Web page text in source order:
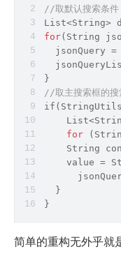
//取默认搜索条件
List<String>
for( String
jsonQuery =
}
//取主搜索框的搜
    List<
for (
String
value =
  }
}
简单的重构无外乎就